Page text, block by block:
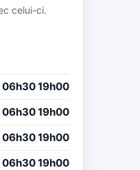
celui-ci.
06h30 19h00
06h30 19h00
06h30 19h00
06h30 19h00